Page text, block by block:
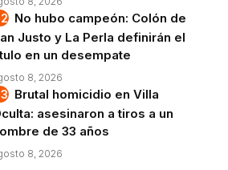
No hubo campeón: Colón de
Justo y La Perla definirán el
en un desempate
8, 2026
Brutal homicidio en Villa
asesinaron a tiros a un
de 33 años
8, 2026